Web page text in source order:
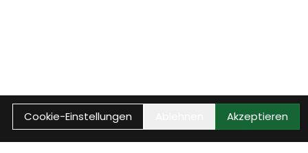
Cookie-Einstellungen Akzeptieren